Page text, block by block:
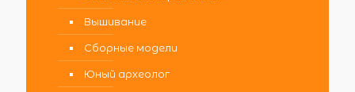
Вышивание
Сборные модели
Юный археолог